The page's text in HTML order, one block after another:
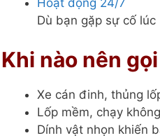
Dù bạn gặp sự cố
Khi nào nên
Xe cán đinh, thủng
Lốp mềm, chạy
Dính vật nhọn khiến